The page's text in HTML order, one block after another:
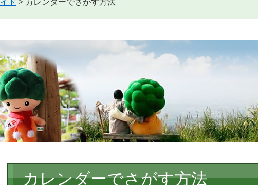
文
カレンダーでさがす方法